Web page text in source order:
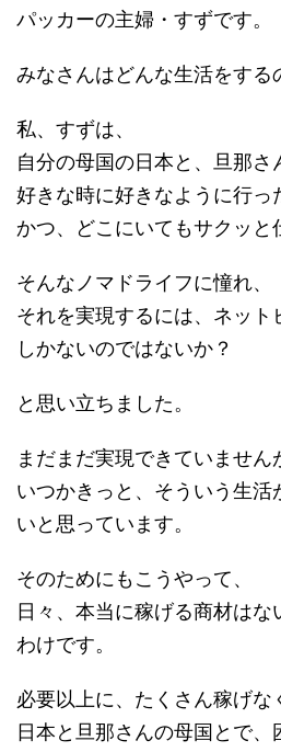
パッカーの主婦・すずです。
みなさんはどんな生活をする
私、すずは、
自分の母国の日本と、旦那さ
好きな時に好きなように行っ
かつ、どこにいてもサクッ
そんなノマドライフに憧れ、
それを実現するには、ネット
しかないのではないか？
と思い立ちました。
まだまだ実現できていません
いつかきっと、そういう生活
いと思っています。
そのためにもこうやって、
日々、本当に稼げる商材はな
わけです。
必要以上に、たくさん稼げな
日本と旦那さんの母国とで